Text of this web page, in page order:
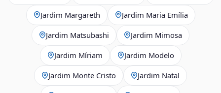
Jardim Margareth Jardim Maria Emília
Jardim Matsubashi Jardim Mimosa
Jardim Míriam Jardim Modelo
Jardim Monte Cristo Jardim Natal